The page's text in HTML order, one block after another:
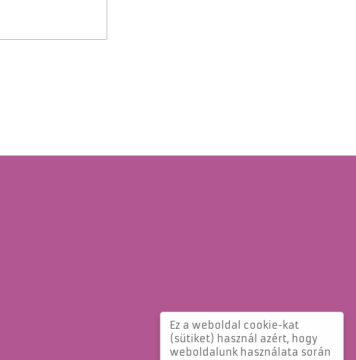
Ez a weboldal cookie-kat
(sütiket) használ azért, hogy
weboldalunk használata során